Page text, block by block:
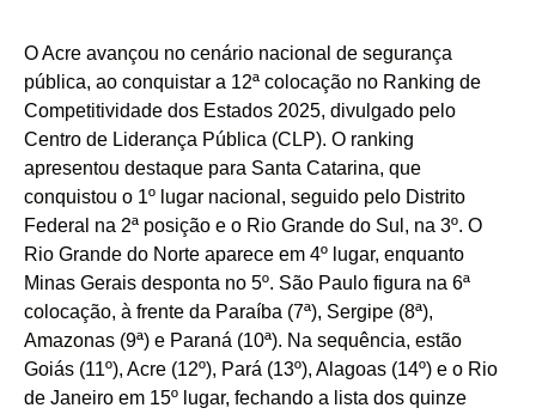
O Acre avançou no cenário nacional de segurança
pública, ao conquistar a 12ª colocação no Ranking de
Competitividade dos Estados 2025, divulgado pelo
Centro de Liderança Pública (CLP). O ranking
apresentou destaque para Santa Catarina, que
conquistou o 1º lugar nacional, seguido pelo Distrito
Federal na 2ª posição e o Rio Grande do Sul, na 3º. O
Rio Grande do Norte aparece em 4º lugar, enquanto
Minas Gerais desponta no 5º. São Paulo figura na 6ª
colocação, à frente da Paraíba (7ª), Sergipe (8ª),
Amazonas (9ª) e Paraná (10ª). Na sequência, estão
Goiás (11º), Acre (12º), Pará (13º), Alagoas (14º) e o Rio
de Janeiro em 15º lugar, fechando a lista dos quinze